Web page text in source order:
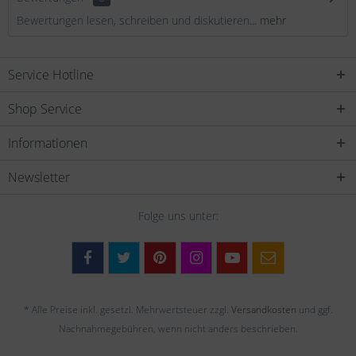
Bewertungen lesen, schreiben und diskutieren... mehr
Service Hotline
Shop Service
Informationen
Newsletter
Folge uns unter:
* Alle Preise inkl. gesetzl. Mehrwertsteuer zzgl. Versandkosten und ggf.
Nachnahmegebühren, wenn nicht anders beschrieben.